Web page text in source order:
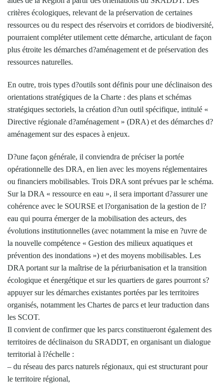
critères écologiques, relevant de la préservation de certaines
ressources ou du respect des réservoirs et corridors de biodiversité,
pourraient compléter utilement cette démarche, articulant de façon
plus étroite les démarches d?aménagement et de préservation des
ressources naturelles.
En outre, trois types d?outils sont définis pour une déclinaison des
orientations stratégiques de la Charte : des plans et schémas
stratégiques sectoriels, la création d?un outil spécifique, intitulé «
Directive régionale d?aménagement » (DRA) et des démarches d?
aménagement sur des espaces à enjeux.
D?une façon générale, il conviendra de préciser la portée
opérationnelle des DRA, en lien avec les moyens réglementaires
ou financiers mobilisables. Trois DRA sont prévues par le schéma.
Sur la DRA « ressource en eau », il sera important d?assurer une
cohérence avec le SOURSE et l?organisation de la gestion de l?
eau qui pourra émerger de la mobilisation des acteurs, des
évolutions institutionnelles (avec notamment la mise en ?uvre de
la nouvelle compétence « Gestion des milieux aquatiques et
prévention des inondations ») et des moyens mobilisables. Les
DRA portant sur la maîtrise de la périurbanisation et la transition
écologique et énergétique et sur les quartiers de gares pourront s?
appuyer sur les démarches existantes portées par les territoires
organisés, notamment les Chartes de parcs et leur traduction dans
les SCOT.
Il convient de confirmer que les parcs constitueront également des
territoires de déclinaison du SRADDT, en organisant un dialogue
territorial à l?échelle :
– du réseau des parcs naturels régionaux, qui est structurant pour
le territoire régional,